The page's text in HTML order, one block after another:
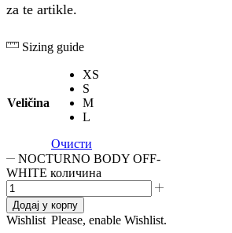
za te artikle.
Sizing guide
Veličina
XS
S
M
L
Очисти
NOCTURNO BODY OFF-
WHITE количина
Додај у корпу
Wishlist Please, enable Wishlist.